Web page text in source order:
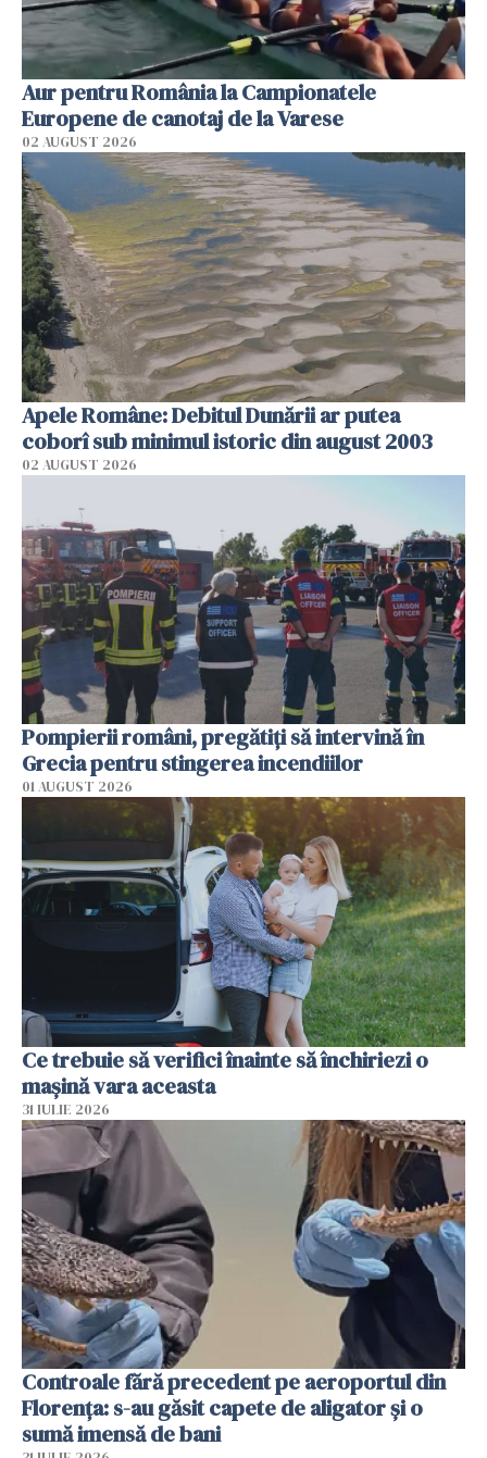
Aur pentru România la Campionatele
Europene de canotaj de la Varese
02 AUGUST 2026
Apele Române: Debitul Dunării ar putea
coborî sub minimul istoric din august 2003
02 AUGUST 2026
Pompierii români, pregătiţi să intervină în
Grecia pentru stingerea incendiilor
01 AUGUST 2026
Ce trebuie să verifici înainte să închiriezi o
mașină vara aceasta
31 IULIE 2026
Controale fără precedent pe aeroportul din
Florența: s-au găsit capete de aligator și o
sumă imensă de bani